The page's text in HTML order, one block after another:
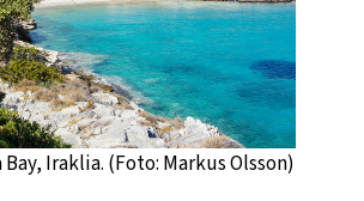
Iraklia. (Foto: Markus Olsson)